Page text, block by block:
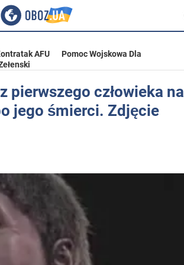
AFU
Pomoc Wojskowa Dla
pierwszego człowieka na
jego śmierci. Zdjęcie